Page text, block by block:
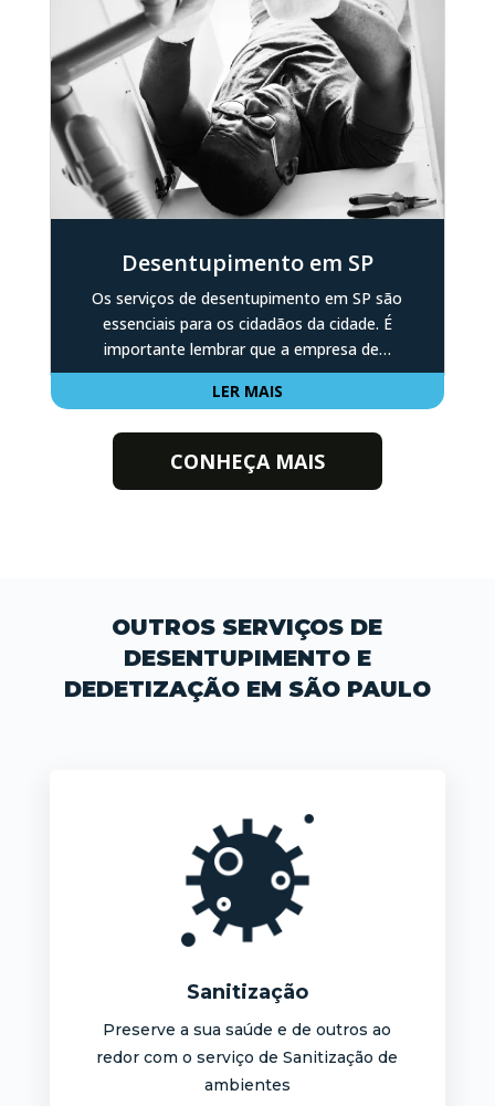
Desentupimento em SP
Os serviços de desentupimento em SP são
essenciais para os cidadãos da cidade. É
importante lembrar que a empresa de…
LER MAIS
CONHEÇA MAIS
OUTROS SERVIÇOS DE
DESENTUPIMENTO E
DEDETIZAÇÃO EM SÃO PAULO
Sanitização
Preserve a sua saúde e de outros ao
redor com o serviço de Sanitização de
ambientes